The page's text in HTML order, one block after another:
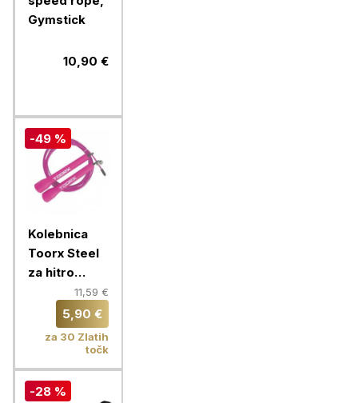
Gymstick
10,90 €
-49 %
Kolebnica
Toorx Steel
za hitro
skakanje,11,59 €
5,90 €
za 30 Zlatih
točk
-28 %